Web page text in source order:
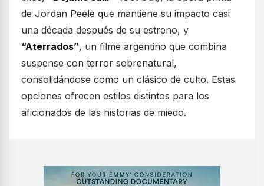
de Jordan Peele que mantiene su impacto casi
una década después de su estreno, y
“Aterrados”, un filme argentino que combina
suspense con terror sobrenatural,
consolidándose como un clásico de culto. Estas
opciones ofrecen estilos distintos para los
aficionados de las historias de miedo.